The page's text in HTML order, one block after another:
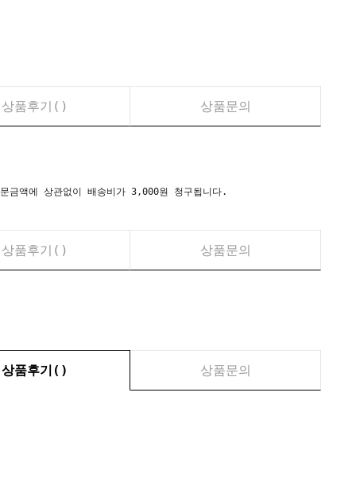
상품후기( ) 상품문의
에 상관없이 배송비가 3,000원 청구됩니다.
상품후기( ) 상품문의
상품후기( ) 상품문의